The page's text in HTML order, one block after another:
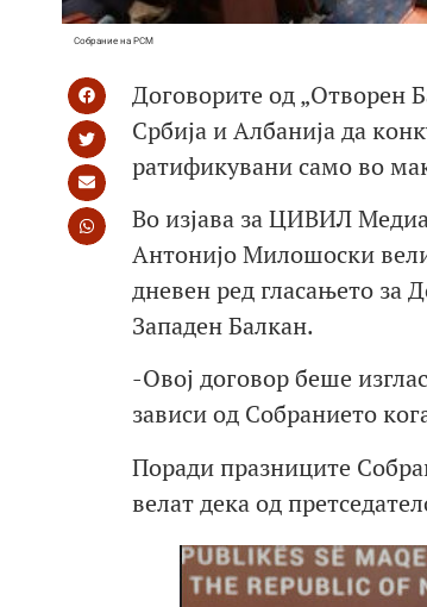
Собрание на РСМ
Договорите од „Отворен
Србија и Албанија да
ратификувани само во
Во изјава за ЦИВИЛ
Антонијо Милошоски
дневен ред гласањето за
Западен Балкан.
-Овој договор беше
зависи од Собранието
Поради празниците
велат дека од